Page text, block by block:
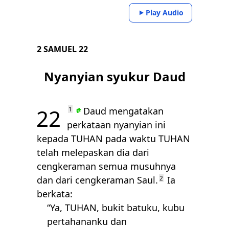
Play Audio
2 SAMUEL 22
Nyanyian syukur Daud
22 1 # Daud mengatakan
perkataan nyanyian ini
kepada TUHAN pada waktu TUHAN
telah melepaskan dia dari
cengkeraman semua musuhnya
dan dari cengkeraman Saul. 2 Ia
berkata:
“Ya, TUHAN, bukit batuku, kubu
pertahananku dan